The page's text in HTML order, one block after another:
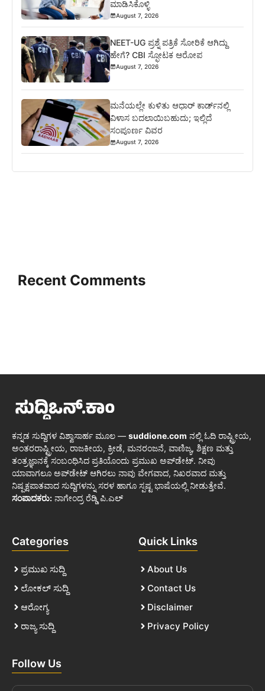
ಮಾಡಿಸಿಕೊಳ್ಳಿ
August 7, 2026
NEET-UG ಪ್ರಶ್ನೆ ಪತ್ರಿಕೆ ಸೋರಿಕೆ ಆಗಿದ್ದು
ಹೇಗೆ? CBI ಸ್ಫೋಟಕ ಆರೋಪ
August 7, 2026
ಮನೆಯಲ್ಲೇ ಕುಳಿತು ಆಧಾರ್ ಕಾರ್ಡ್‌ನಲ್ಲಿ
ವಿಳಾಸ ಬದಲಾಯಿಬಹುದು; ಇಲ್ಲಿದೆ
ಸಂಪೂರ್ಣ ವಿವರ
August 7, 2026
Recent Comments
ಕನ್ನಡ ಸುದ್ದಿಗಳ ವಿಶ್ವಾಸಾರ್ಹ ಮೂಲ — suddione.com ನಲ್ಲಿ ಓದಿ ರಾಷ್ಟ್ರೀಯ,
ಅಂತರರಾಷ್ಟ್ರೀಯ, ರಾಜಕೀಯ, ಕ್ರೀಡೆ, ಮನರಂಜನೆ, ವಾಣಿಜ್ಯ, ಶಿಕ್ಷಣ ಮತ್ತು
ತಂತ್ರಜ್ಞಾನಕ್ಕೆ ಸಂಬಂಧಿಸಿದ ಪ್ರತಿಯೊಂದು ಪ್ರಮುಖ ಅಪ್‌ಡೇಟ್. ನೀವು
ಯಾವಾಗಲೂ ಅಪ್‌ಡೇಟ್ ಆಗಿರಲು ನಾವು ವೇಗವಾದ, ನಿಖರವಾದ ಮತ್ತು
ನಿಷ್ಪಕ್ಷಪಾತವಾದ ಸುದ್ದಿಗಳನ್ನು ಸರಳ ಹಾಗೂ ಸ್ಪಷ್ಟ ಭಾಷೆಯಲ್ಲಿ ನೀಡುತ್ತೇವೆ.
ಸಂಪಾದಕರು: ನಾಗೇಂದ್ರ ರೆಡ್ಡಿ ಪಿ.ಎಲ್
Categories
ಪ್ರಮುಖ ಸುದ್ದಿ
ಲೋಕಲ್ ಸುದ್ದಿ
ಆರೋಗ್ಯ
ರಾಜ್ಯ ಸುದ್ದಿ
Quick Links
About Us
Contact Us
Disclaimer
Privacy Policy
Follow Us